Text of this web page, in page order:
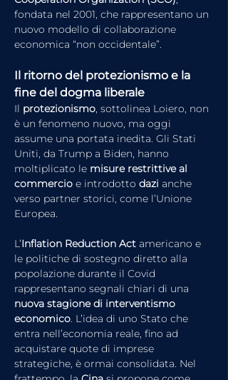
fondata nel 2001, che rappresentano un
nuovo modello di collaborazione
economica “non occidentale”.
Il ritorno del protezionismo e la
fine del dogma liberale
Il protezionismo , sottolinea Loiero, non
è un fenomeno nuovo, ma oggi
assume una portata inedita. Gli Stati
Uniti, da Trump a Biden, hanno
moltiplicato le misure restrittive al
commercio e introdotto dazi anche
verso partner storici, come l’Unione
Europea.
L’Inflation Reduction Act americano e
le politiche di sostegno diretto alla
popolazione durante il Covid
rappresentano segnali chiari di una
nuova stagione di interventismo
economico . L’idea di uno Stato che
entra nell’economia reale, fino ad
acquistare quote di imprese
strategiche, è ormai consolidata. Nel